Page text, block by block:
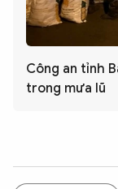
Công an tỉnh
trong mưa lũ